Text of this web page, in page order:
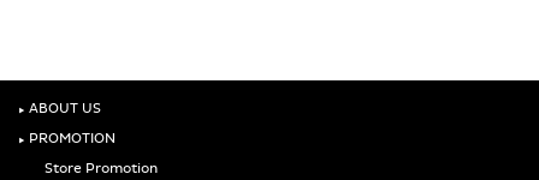
‣ ABOUT US
‣ PROMOTION
Store Promotion